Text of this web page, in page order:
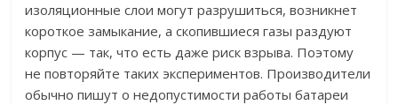
изоляционные слои могут разрушиться, возникнет
короткое замыкание, а скопившиеся газы раздуют
корпус — так, что есть даже риск взрыва. Поэтому
не повторяйте таких экспериментов. Производители
обычно пишут о недопустимости работы батареи